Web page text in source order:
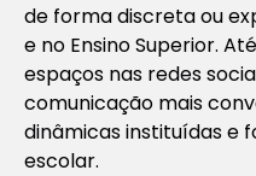
de forma discreta ou
e no Ensino Superior.
espaços nas redes
comunicação mais
dinâmicas instituídas e
escolar.